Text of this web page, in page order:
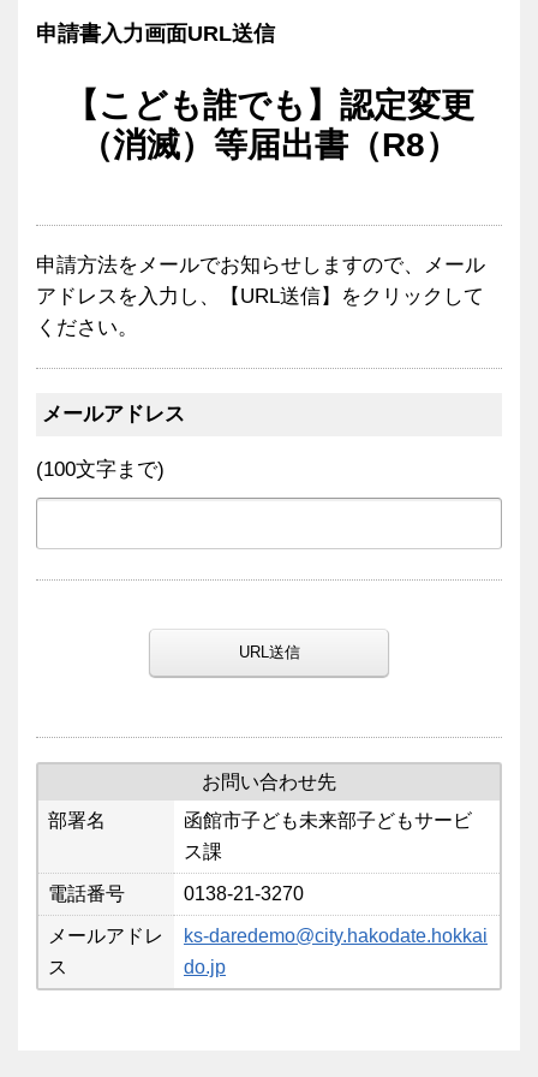
申請書入力画面URL送信
【こども誰でも】認定変更
（消滅）等届出書（R8）
申請方法をメールでお知らせしますので、メール
アドレスを入力し、【URL送信】をクリックして
ください。
メールアドレス
(100文字まで)
URL送信
お問い合わせ先
部署名
函館市子ども未来部子どもサービ
ス課
電話番号 0138-21-3270
メールアドレ
ス
ks-daredemo@city.hakodate.hokkai
do.jp